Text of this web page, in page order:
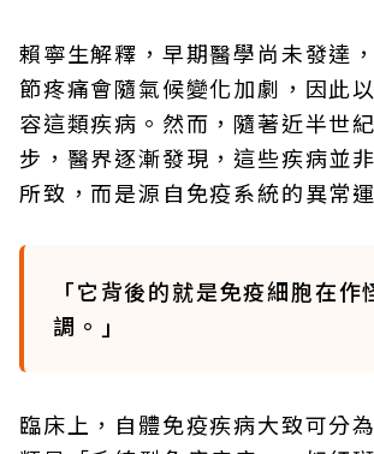
賴寧生解釋，早期醫學尚未發達
節疼痛會隨氣候變化加劇，因此
容這類疾病。然而，隨著近半世
步，醫界逐漸發現，這些疾病並
所致，而是源自免疫系統的異常
「它背後的就是免疫細胞在作
調。」
臨床上，自體免疫疾病大致可分